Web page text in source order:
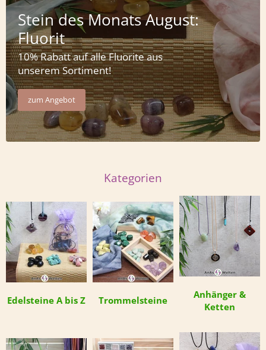
Stein des Monats August:
Fluorit
10% Rabatt auf alle Fluorite aus
unserem Sortiment!
zum Angebot
Kategorien
Edelsteine A bis Z Trommelsteine
Anhänger &
Ketten